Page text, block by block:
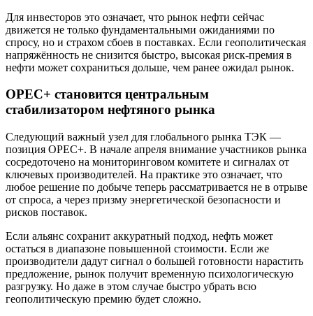
Для инвесторов это означает, что рынок нефти сейчас
движется не только фундаментальными ожиданиями по
спросу, но и страхом сбоев в поставках. Если геополитическая
напряжённость не снизится быстро, высокая риск-премия в
нефти может сохраниться дольше, чем ранее ожидал рынок.
OPEC+ становится центральным
стабилизатором нефтяного рынка
Следующий важный узел для глобального рынка ТЭК —
позиция OPEC+. В начале апреля внимание участников рынка
сосредоточено на мониторинговом комитете и сигналах от
ключевых производителей. На практике это означает, что
любое решение по добыче теперь рассматривается не в отрыве
от спроса, а через призму энергетической безопасности и
рисков поставок.
Если альянс сохранит аккуратный подход, нефть может
остаться в диапазоне повышенной стоимости. Если же
производители дадут сигнал о большей готовности нарастить
предложение, рынок получит временную психологическую
разгрузку. Но даже в этом случае быстро убрать всю
геополитическую премию будет сложно.